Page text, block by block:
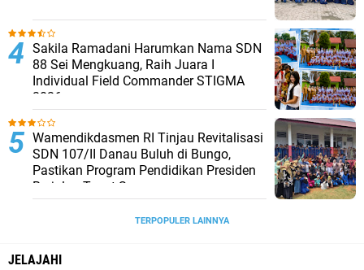
Sakila Ramadani Harumkan Nama SDN
88 Sei Mengkuang, Raih Juara I
Individual Field Commander STIGMA
2026
Wamendikdasmen RI Tinjau Revitalisasi
SDN 107/II Danau Buluh di Bungo,
Pastikan Program Pendidikan Presiden
Berjalan Tepat Sasaran
TERPOPULER LAINNYA
JELAJAHI